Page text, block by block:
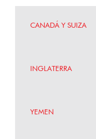
CANADÁ Y SUIZA
INGLATERRA
YEMEN